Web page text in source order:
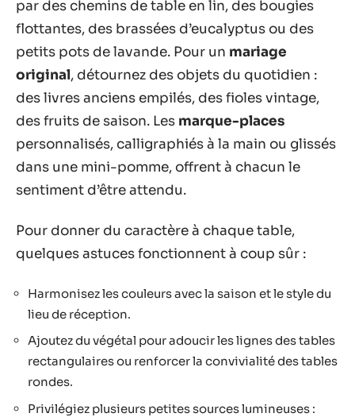
par des chemins de table en lin, des bougies
flottantes, des brassées d’eucalyptus ou des
petits pots de lavande. Pour un mariage
original, détournez des objets du quotidien :
des livres anciens empilés, des fioles vintage,
des fruits de saison. Les marque-places
personnalisés, calligraphiés à la main ou glissés
dans une mini-pomme, offrent à chacun le
sentiment d’être attendu.
Pour donner du caractère à chaque table,
quelques astuces fonctionnent à coup sûr :
Harmonisez les couleurs avec la saison et le style du
lieu de réception.
Ajoutez du végétal pour adoucir les lignes des tables
rectangulaires ou renforcer la convivialité des tables
rondes.
Privilégiez plusieurs petites sources lumineuses :